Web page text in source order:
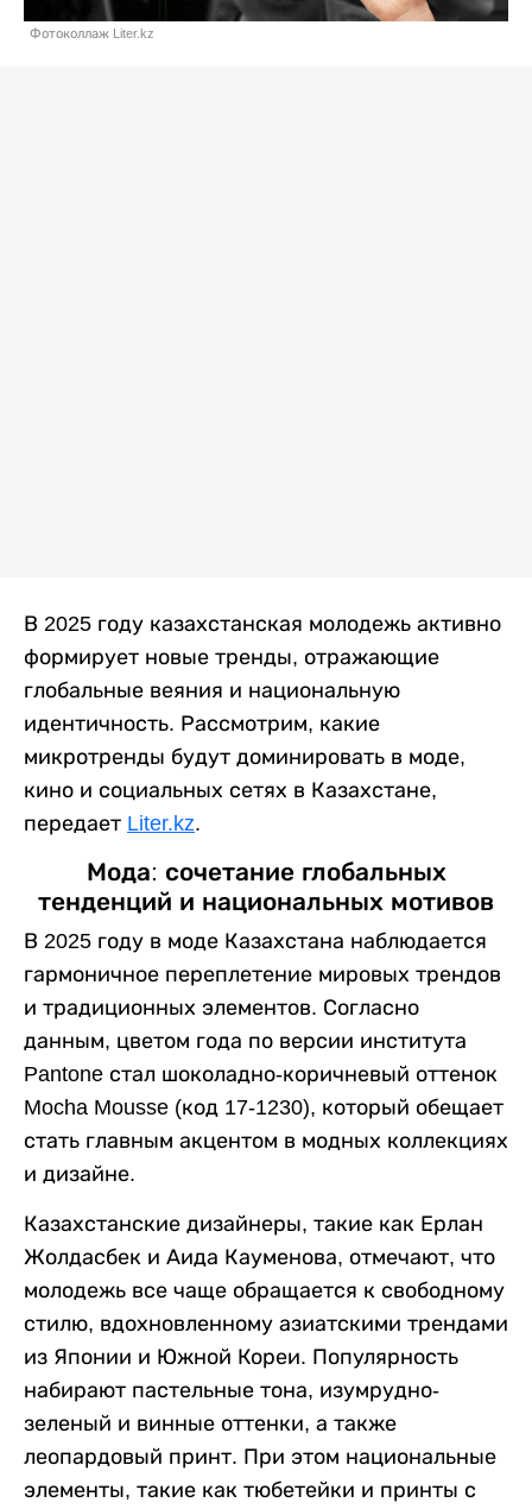
Фотоколлаж Liter.kz
В 2025 году казахстанская молодежь активно
формирует новые тренды, отражающие
глобальные веяния и национальную
идентичность. Рассмотрим, какие
микротренды будут доминировать в моде,
кино и социальных сетях в Казахстане,
передает Liter.kz.
Мода: сочетание глобальных
тенденций и национальных мотивов
В 2025 году в моде Казахстана наблюдается
гармоничное переплетение мировых трендов
и традиционных элементов. Согласно
данным, цветом года по версии института
Pantone стал шоколадно-коричневый оттенок
Mocha Mousse (код 17-1230), который обещает
стать главным акцентом в модных коллекциях
и дизайне.
Казахстанские дизайнеры, такие как Ерлан
Жолдасбек и Аида Кауменова, отмечают, что
молодежь все чаще обращается к свободному
стилю, вдохновленному азиатскими трендами
из Японии и Южной Кореи. Популярность
набирают пастельные тона, изумрудно-
зеленый и винные оттенки, а также
леопардовый принт. При этом национальные
элементы, такие как тюбетейки и принты с